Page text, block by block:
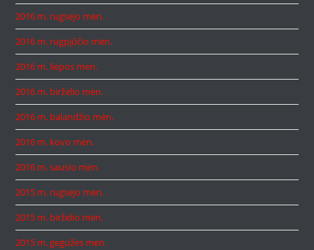
2016 m. rugsėjo mėn.
2016 m. rugpjūčio mėn.
2016 m. liepos mėn.
2016 m. birželio mėn.
2016 m. balandžio mėn.
2016 m. kovo mėn.
2016 m. sausio mėn.
2015 m. rugsėjo mėn.
2015 m. birželio mėn.
2015 m. gegužės mėn.